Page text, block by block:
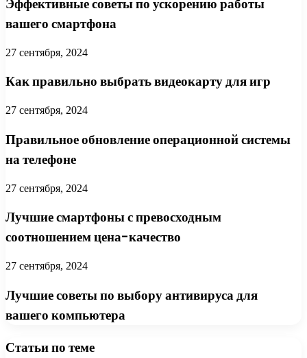
Эффективные советы по ускорению работы
вашего смартфона
27 сентября, 2024
Как правильно выбрать видеокарту для игр
27 сентября, 2024
Правильное обновление операционной системы
на телефоне
27 сентября, 2024
Лучшие смартфоны с превосходным
соотношением цена-качество
27 сентября, 2024
Лучшие советы по выбору антивируса для
вашего компьютера
Статьи по теме